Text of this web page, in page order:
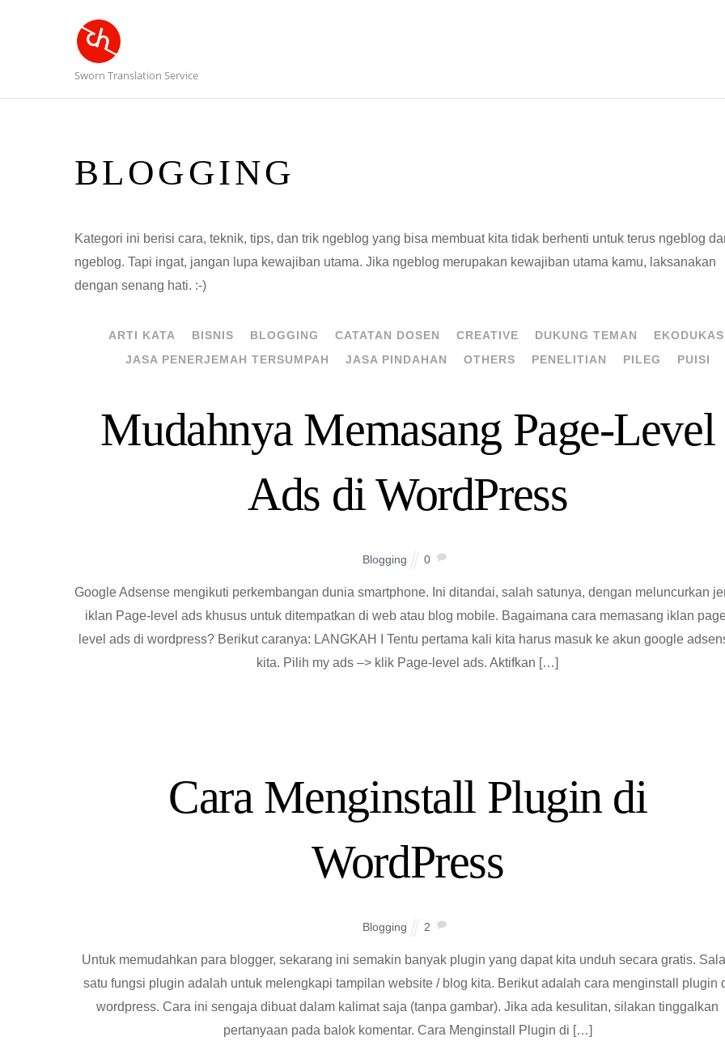
Sworn Translation Service
BLOGGING
Kategori ini berisi cara, teknik, tips, dan trik ngeblog yang bisa membuat kita tidak berhenti untuk terus ngeblog
ngeblog. Tapi ingat, jangan lupa kewajiban utama. Jika ngeblog merupakan kewajiban utama kamu, laksanakan
dengan senang hati. :-)
ARTI KATA BISNIS BLOGGING CATATAN DOSEN CREATIVE DUKUNG TEMAN
JASA PENERJEMAH TERSUMPAH
JASA PINDAHAN OTHERS PENELITIAN PILEG PUISI
Mudahnya Memasang Page-Level
Ads di WordPress
Blogging 0
Google Adsense mengikuti perkembangan dunia smartphone. Ini ditandai, salah satunya, dengan meluncurkan
iklan Page-level ads khusus untuk ditempatkan di web atau blog mobile. Bagaimana cara memasang iklan
level ads di wordpress? Berikut caranya: LANGKAH I Tentu pertama kali kita harus masuk ke akun google
kita. Pilih my ads –> klik Page-level ads. Aktifkan […]
Cara Menginstall Plugin di
WordPress
Blogging 2
Untuk memudahkan para blogger, sekarang ini semakin banyak plugin yang dapat kita unduh secara gratis.
satu fungsi plugin adalah untuk melengkapi tampilan website / blog kita. Berikut adalah cara menginstall plugin
wordpress. Cara ini sengaja dibuat dalam kalimat saja (tanpa gambar). Jika ada kesulitan, silakan tinggalkan
pertanyaan pada balok komentar. Cara Menginstall Plugin di […]